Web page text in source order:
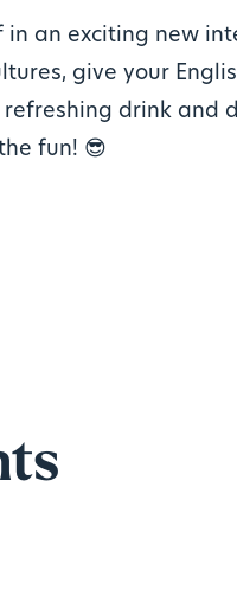
in an exciting new
give your
drink and
fun! 😎